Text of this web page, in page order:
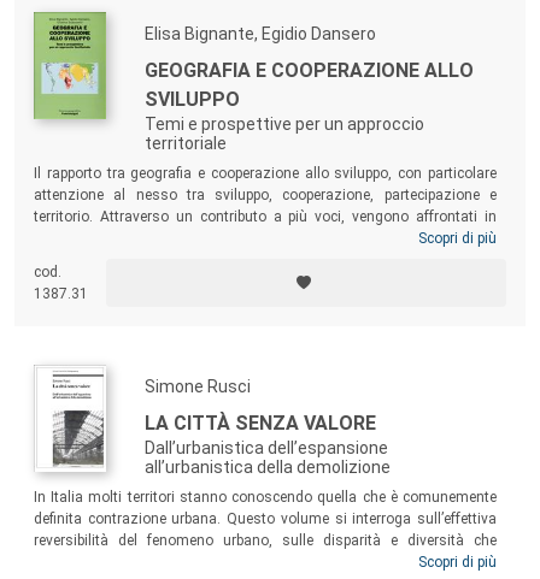
Elisa Bignante, Egidio Dansero
GEOGRAFIA E COOPERAZIONE ALLO
SVILUPPO
Temi e prospettive per un approccio
territoriale
Il rapporto tra geografia e cooperazione allo sviluppo, con particolare
attenzione al nesso tra sviluppo, cooperazione, partecipazione e
territorio. Attraverso un contributo a più voci, vengono affrontati in
particolare l’evoluzione del rapporto sviluppo e territorio negli approcci
allo sviluppo, l’approccio dello sviluppo locale nelle strategie della
cooperazione...
Scopri di più
cod.
1387.31
Simone Rusci
LA CITTÀ SENZA VALORE
Dall’urbanistica dell’espansione
all’urbanistica della demolizione
In Italia molti territori stanno conoscendo quella che è comunemente
definita contrazione urbana. Questo volume si interroga sull’effettiva
reversibilità del fenomeno urbano, sulle disparità e diversità che
caratterizzano la crescita e sulle strategie urbanistiche e territoriali che
Scopri di più